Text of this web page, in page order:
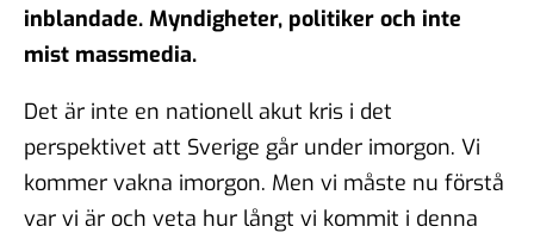
inblandade. Myndigheter, politiker och inte
mist massmedia.
Det är inte en nationell akut kris i det
perspektivet att Sverige går under imorgon. Vi
kommer vakna imorgon. Men vi måste nu förstå
var vi är och veta hur långt vi kommit i denna